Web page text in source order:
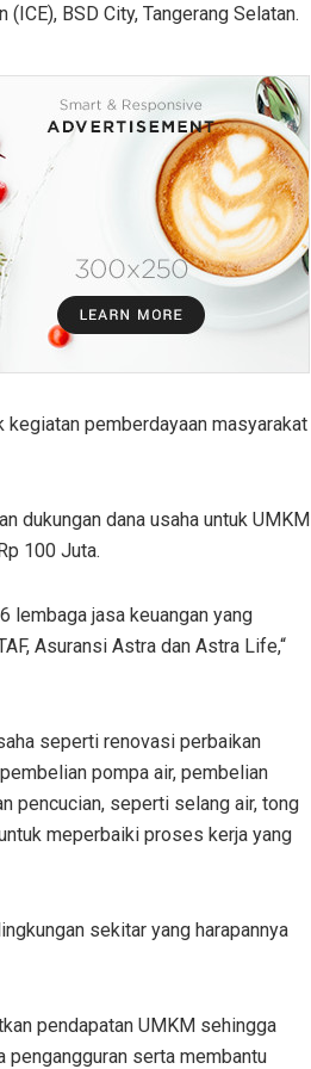
BSD City, Tangerang Selatan.
pemberdayaan masyarakat
dukungan dana usaha untuk UMKM
100 Juta.
lembaga jasa keuangan yang
Asuransi Astra dan Astra Life,“
seperti renovasi perbaikan
pompa air, pembelian
pencucian, seperti selang air, tong
meperbaiki proses kerja yang
sekitar yang harapannya
pendapatan UMKM sehingga
pengangguran serta membantu